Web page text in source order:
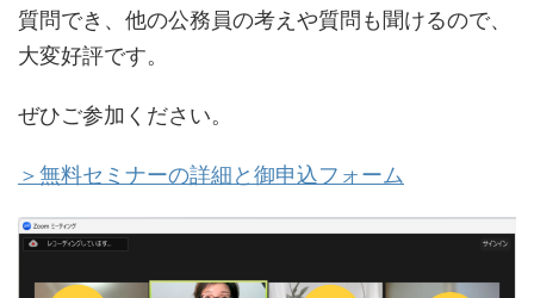
質問でき、他の公務員の考えや質問も聞けるので、
大変好評です。
ぜひご参加ください。
＞無料セミナーの詳細と御申込フォーム